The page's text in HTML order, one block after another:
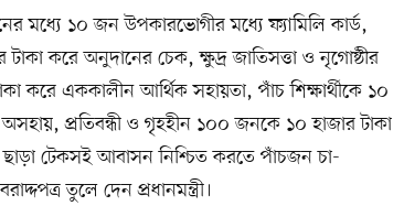
মধ্যে ১০ জন উপকারভোগীর মধ্যে ফ্যামিলি কার্ড,
করে অনুদানের চেক, ক্ষুদ্র জাতিসত্তা ও নৃগোষ্ঠীর
করে এককালীন আর্থিক সহায়তা, পাঁচ শিক্ষার্থীকে ১০
প্রতিবন্ধী ও গৃহহীন ১০০ জনকে ১০ হাজার টাকা
টেকসই আবাসন নিশ্চিত করতে পাঁচজন চা-
তুলে দেন প্রধানমন্ত্রী।